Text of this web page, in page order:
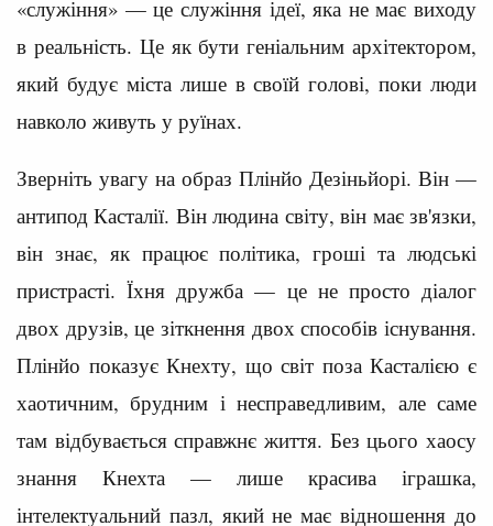
«служіння» — це служіння ідеї, яка не має виходу
в реальність. Це як бути геніальним архітектором,
який будує міста лише в своїй голові, поки люди
навколо живуть у руїнах.
Зверніть увагу на образ Плінйо Дезіньйорі. Він —
антипод Касталії. Він людина світу, він має зв'язки,
він знає, як працює політика, гроші та людські
пристрасті. Їхня дружба — це не просто діалог
двох друзів, це зіткнення двох способів існування.
Плінйо показує Кнехту, що світ поза Касталією є
хаотичним, брудним і несправедливим, але саме
там відбувається справжнє життя. Без цього хаосу
знання Кнехта — лише красива іграшка,
інтелектуальний пазл, який не має відношення до